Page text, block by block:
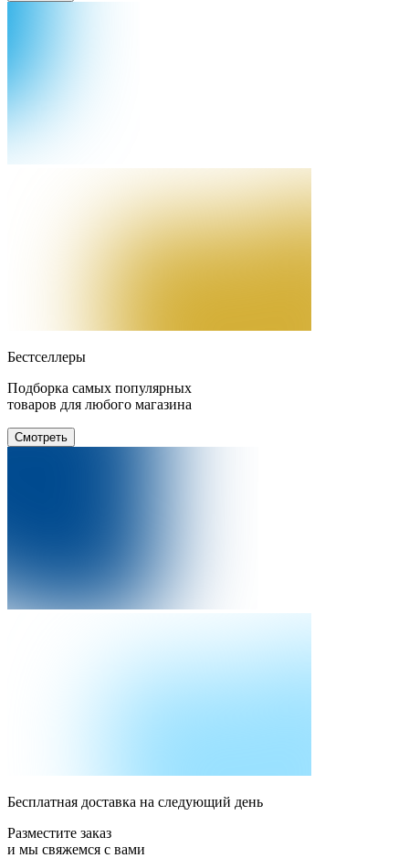
Бестселлеры
Подборка самых популярных
товаров для любого магазина
Смотреть
Бесплатная доставка на следующий день
Разместите заказ
и мы свяжемся с вами